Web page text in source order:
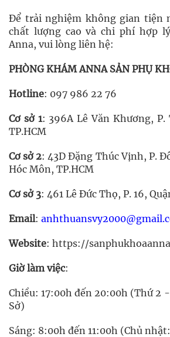
Để trải nghiệm không gian tiện
chất lượng cao và chi phí hợp
Anna, vui lòng liên hệ:
PHÒNG KHÁM ANNA SẢN PHỤ
Hotline: 097 986 22 76
Cơ sở 1: 396A Lê Văn Khương, P.
TP.HCM
Cơ sở 2: 43D Đặng Thúc Vịnh, P.
Hóc Môn, TP.HCM
Cơ sở 3: 461 Lê Đức Thọ, P. 16,
Email:
Website: https://
Giờ làm việc:
Chiều: 17:00h đến 20:00h (Thứ 2 -
Sở)
Sáng: 8:00h đến 11:00h (Chủ nhật: